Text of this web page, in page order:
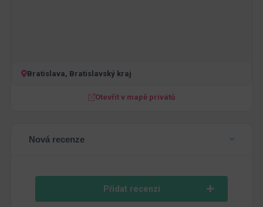
Bratislava, Bratislavský kraj
Otevřít v mapě privátů
Nová recenze
Přidat recenzi